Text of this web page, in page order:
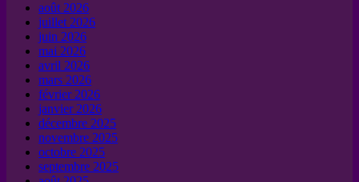
août 2026
juillet 2026
juin 2026
mai 2026
avril 2026
mars 2026
février 2026
janvier 2026
décembre 2025
novembre 2025
octobre 2025
septembre 2025